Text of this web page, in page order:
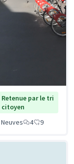
Retenue par le tri
citoyen
4 9